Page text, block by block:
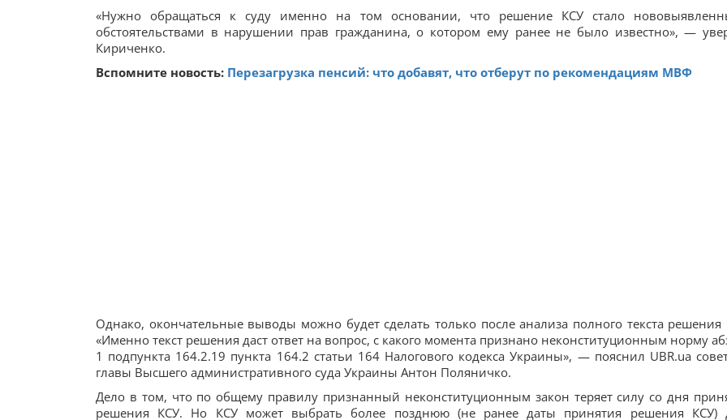
«Нужно обращаться к суду именно на том основании, что решение КСУ стало
обстоятельствами в нарушении прав гражданина, о котором ему ранее не было известно», —
Кириченко.
Вспомните новость: Перезагрузка пенсий: что добавят, что отберут по рекомендациям МВФ
Однако, окончательные выводы можно будет сделать только после анализа полного текста решения
«Именно текст решения даст ответ на вопрос, с какого момента признано неконституционным норму
1 подпункта 164.2.19 пункта 164.2 статьи 164 Налогового кодекса Украины», — пояснил UBR.ua
главы Высшего административного суда Украины Антон Поляничко.
Дело в том, что по общему правилу признанный неконституционным закон теряет силу со дня
решения КСУ. Но КСУ может выбрать более позднюю (не ранее даты принятия решения КСУ)